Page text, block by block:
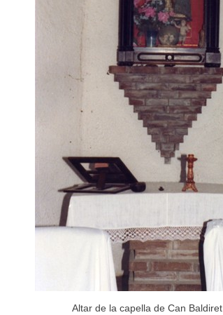
Altar de la capella de Can